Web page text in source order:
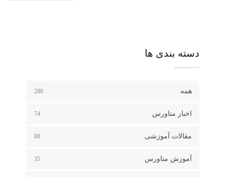
دسته بندی ها
همه 280
اخبار متاورس 74
مقالات آموزشی 88
آموزش متاورس 35